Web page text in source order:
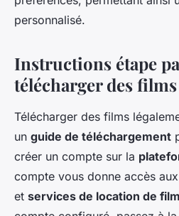
personnalisé.
Instructions étape
télécharger des films
Télécharger des films
un guide de téléchargement
créer un compte sur la
compte vous donne accès aux
et services de location de